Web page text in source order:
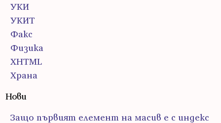
УКИ
УКИТ
Факс
Физика
ХHTML
Храна
Нови
Защо първият елемент на масив е с индекс